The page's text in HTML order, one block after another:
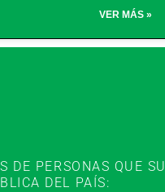
VER MÁS »
DE PERSONAS QUE
DEL PAÍS: